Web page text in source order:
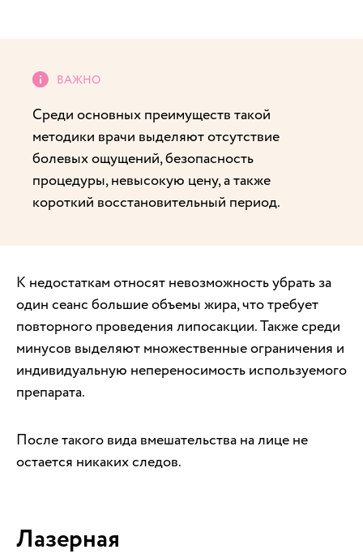
Среди основных преимуществ такой
методики врачи выделяют отсутствие
болевых ощущений, безопасность
процедуры, невысокую цену, а также
короткий восстановительный период.
К недостаткам относят невозможность убрать за
один сеанс большие объемы жира, что требует
повторного проведения липосакции. Также среди
минусов выделяют множественные ограничения и
индивидуальную непереносимость используемого
препарата.
После такого вида вмешательства на лице не
остается никаких следов.
Лазерная